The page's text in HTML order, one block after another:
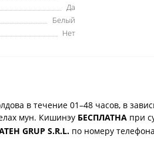
Да
Белый
Нет
в течение 01–48 часов, в
мун. Кишинэу БЕСПЛАТНА при
GRUP S.R.L. по номеру телефона